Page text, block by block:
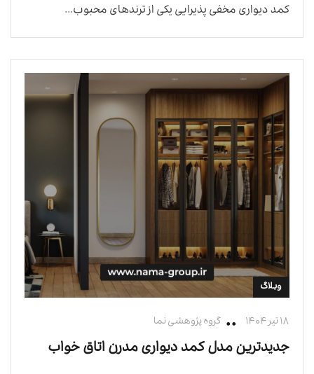
کمد دیواری مخفی پذیرایی یکی از ترندهای محبوب...
وبلاگ
۱۸ تیر ۱۴۰۴ گروه پژوهشی نما
جدیدترین مدل کمد دیواری مدرن اتاق خواب